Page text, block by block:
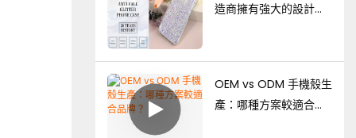
造商擁有強大的設計能
OEM vs ODM 手機殼生
產：哪種方案較適合品